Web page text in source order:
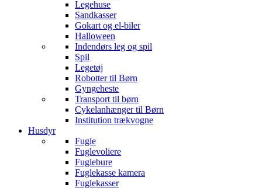
Legehuse
Sandkasser
Gokart og el-biler
Halloween
Indendørs leg og spil
Spil
Legetøj
Robotter til Børn
Gyngeheste
Transport til børn
Cykelanhænger til Børn
Institution trækvogne
Husdyr
Fugle
Fuglevoliere
Fuglebure
Fuglekasse kamera
Fuglekasser